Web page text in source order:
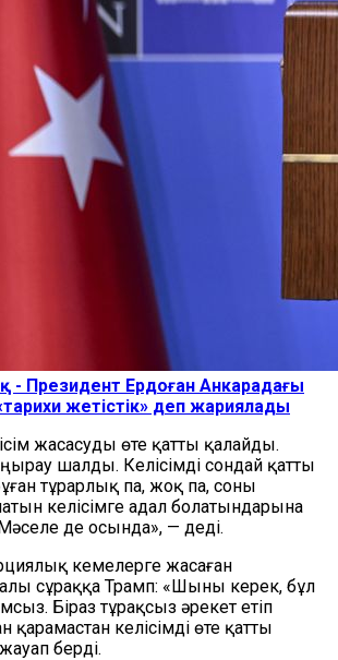
- Президент Ердоған Анкарадағы
жетістік» деп жариялады
жасасуды өте қатты қалайды.
шалды. Келісімді сондай қатты
тұрарлық па, жоқ па, соны
келісімге адал болатындарына
де осында», — деді.
кемелерге жасаған
сұраққа Трамп: «Шыны керек, бұл
Біраз тұрақсыз әрекет етіп
қарамастан келісімді өте қатты
берді.